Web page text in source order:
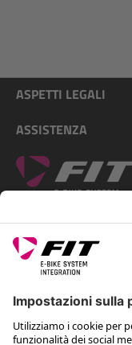
ASPETTI LEGALI
ASSISTENZA